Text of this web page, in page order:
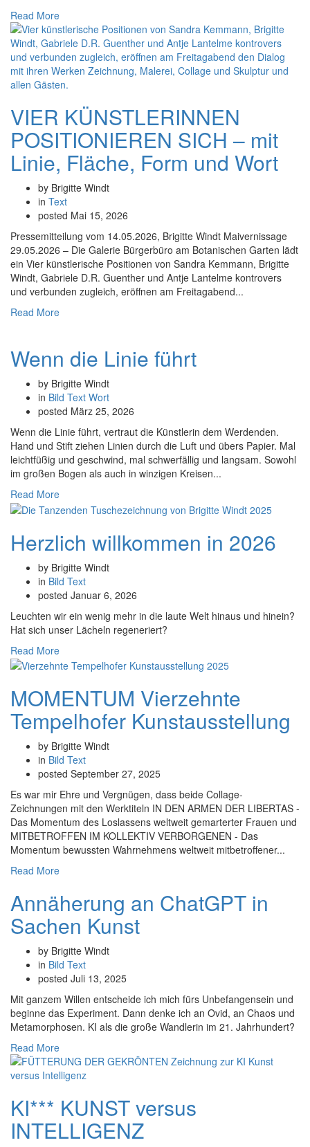
Read More
VIER KÜNSTLERINNEN
POSITIONIEREN SICH – mit
Linie, Fläche, Form und Wort
by Brigitte Windt
in Text
posted Mai 15, 2026
Pressemitteilung vom 14.05.2026, Brigitte Windt Maivernissage
29.05.2026 – Die Galerie Bürgerbüro am Botanischen Garten lädt
ein Vier künstlerische Positionen von Sandra Kemmann, Brigitte
Windt, Gabriele D.R. Guenther und Antje Lantelme kontrovers
und verbunden zugleich, eröffnen am Freitagabend...
Read More
Wenn die Linie führt
by Brigitte Windt
in Bild Text Wort
posted März 25, 2026
Wenn die Linie führt, vertraut die Künstlerin dem Werdenden.
Hand und Stift ziehen Linien durch die Luft und übers Papier. Mal
leichtfüßig und geschwind, mal schwerfällig und langsam. Sowohl
im großen Bogen als auch in winzigen Kreisen...
Read More
Herzlich willkommen in 2026
by Brigitte Windt
in Bild Text
posted Januar 6, 2026
Leuchten wir ein wenig mehr in die laute Welt hinaus und hinein?
Hat sich unser Lächeln regeneriert?
Read More
MOMENTUM Vierzehnte
Tempelhofer Kunstausstellung
by Brigitte Windt
in Bild Text
posted September 27, 2025
Es war mir Ehre und Vergnügen, dass beide Collage-
Zeichnungen mit den Werktiteln IN DEN ARMEN DER LIBERTAS -
Das Momentum des Loslassens weltweit gemarterter Frauen und
MITBETROFFEN IM KOLLEKTIV VERBORGENEN - Das
Momentum bewussten Wahrnehmens weltweit mitbetroffener...
Read More
Annäherung an ChatGPT in
Sachen Kunst
by Brigitte Windt
in Bild Text
posted Juli 13, 2025
Mit ganzem Willen entscheide ich mich fürs Unbefangensein und
beginne das Experiment. Dann denke ich an Ovid, an Chaos und
Metamorphosen. KI als die große Wandlerin im 21. Jahrhundert?
Read More
KI*** KUNST versus
INTELLIGENZ